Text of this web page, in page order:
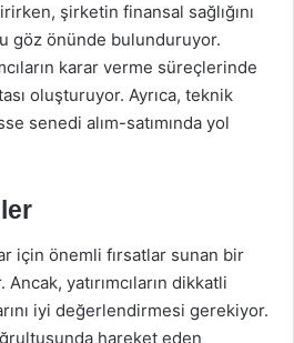
şirketin finansal sağlığını
göz önünde bulunduruyor.
karar verme süreçlerinde
oluşturuyor. Ayrıca, teknik
senedi alım-satımında yol
için önemli fırsatlar sunan bir
yatırımcıların dikkatli
iyi değerlendirmesi gerekiyor.
hareket eden